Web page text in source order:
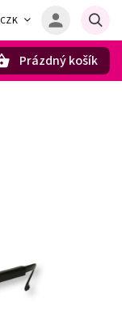
CZK
Prázdný košík